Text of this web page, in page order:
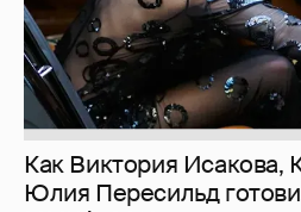
Как Виктория Исакова,
Юлия Пересильд